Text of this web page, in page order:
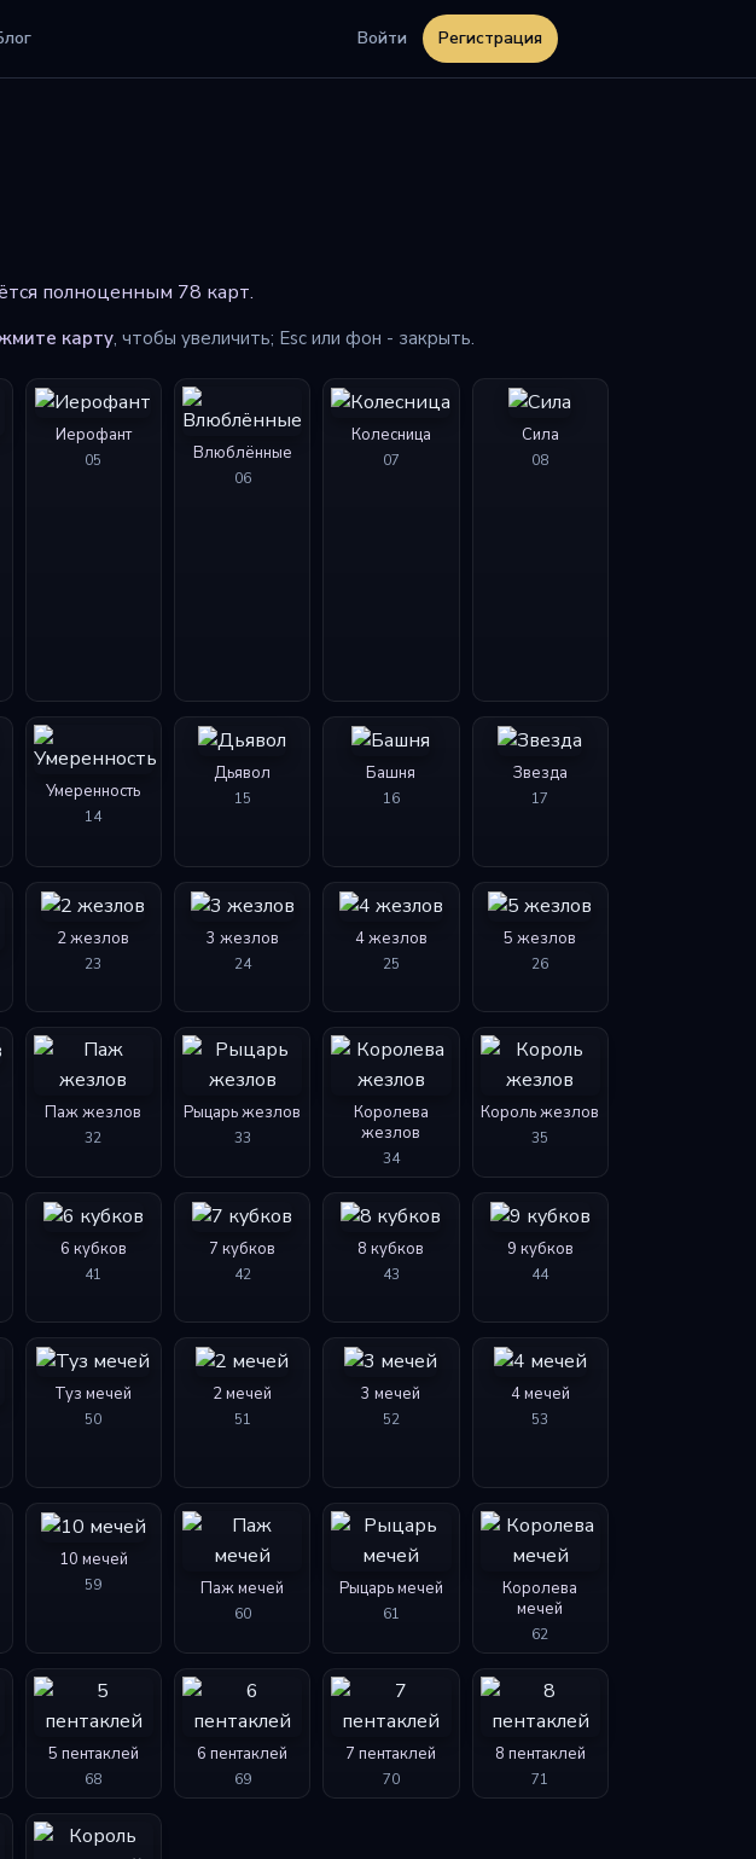
Войти Регистрация
полноценным 78 карт.
карту, чтобы увеличить; Esc или фон - закрыть.
Иерофант
05 Влюблённые
06
Колесница
07
Сила
08
Умеренность
14
Дьявол
15
Башня
16
Звезда
17
2 жезлов
23
3 жезлов
24
4 жезлов
25
5 жезлов
26
Паж жезлов
32
Рыцарь жезлов
33
Королева
жезлов
34
Король жезлов
35
6 кубков
41
7 кубков
42
8 кубков
43
9 кубков
44
Туз мечей
50
2 мечей
51
3 мечей
52
4 мечей
53
10 мечей
59 Паж мечей
60
Рыцарь мечей
61
Королева
мечей
62
5 пентаклей
68
6 пентаклей
69
7 пентаклей
70
8 пентаклей
71